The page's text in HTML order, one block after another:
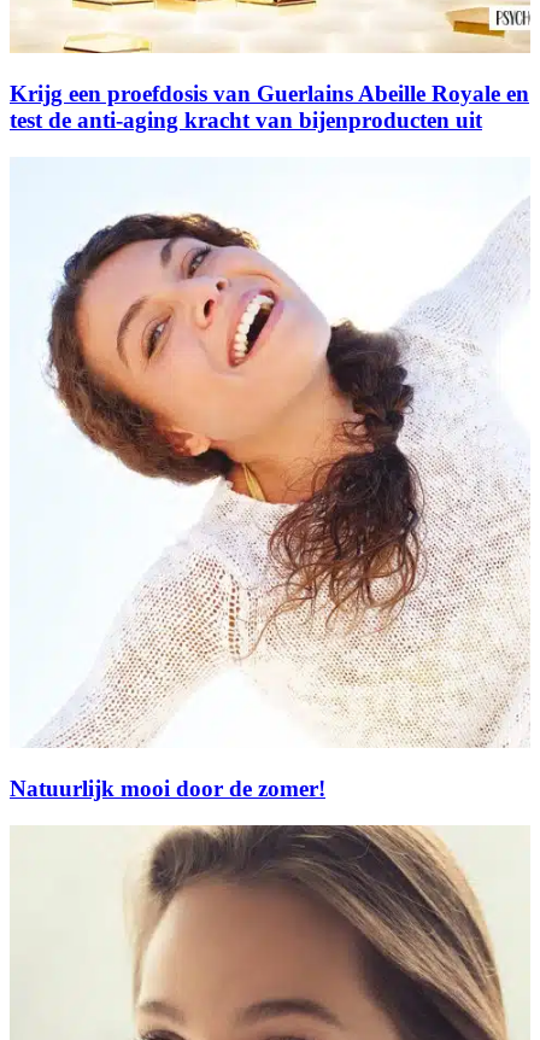
Krijg een proefdosis van Guerlains Abeille Royale en
test de anti-aging kracht van bijenproducten uit
Natuurlijk mooi door de zomer!